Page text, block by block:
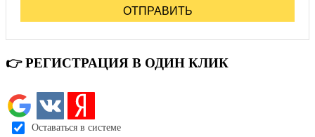
ОТПРАВИТЬ
👉 РЕГИСТРАЦИЯ В ОДИН КЛИК
Оставаться в системе